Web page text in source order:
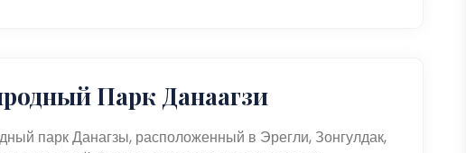
Парк Данаагзи
парк Данагзы, расположенный в Эрегли, Зонгулдак,